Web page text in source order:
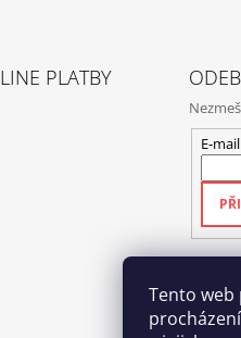
Tento web
PLATBY
E-mail